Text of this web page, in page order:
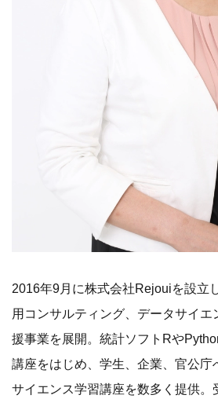
2016年9月に株式会社Rejouiを設立
用コンサルティング、データサイエ
援事業を展開。統計ソフトRや
講座をはじめ、学生、企業、官公庁
サイエンス学習講座を数多く提供。